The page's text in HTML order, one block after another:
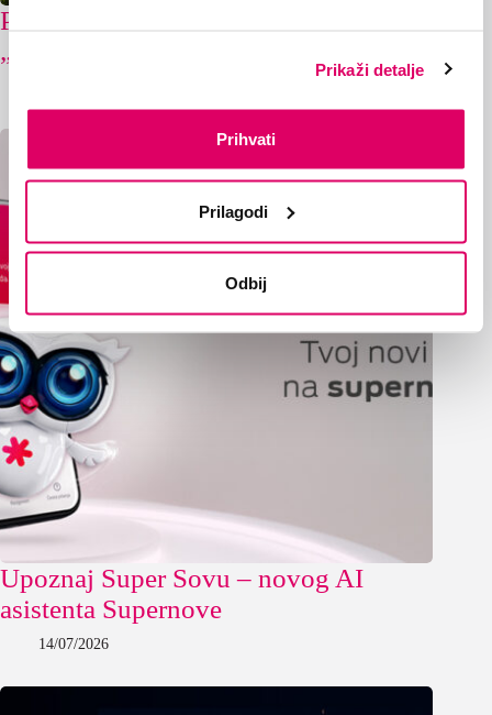
Prikaži detalje
Prihvati
Prilagodi
Odbij
Poznati dobitnici nagradne igre
„Supernova nagrađuje vjernost“
Upoznaj Super Sovu – novog AI
asistenta Supernove
14/07/2026